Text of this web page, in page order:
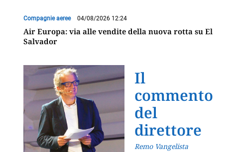
Compagnie aeree 04/08/2026 12:24
Air Europa: via alle vendite della nuova rotta su El
Salvador
Il
commento
del
direttore
Remo Vangelista